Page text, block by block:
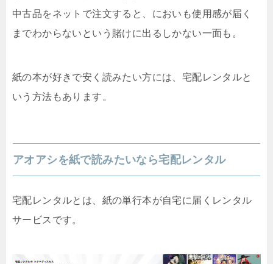
中古品をネットで注文すると、においも使用感が届く
までわからないという賭けに出るしかない一面も。
紙の本が好きで安く読みたい方には、宅配レンタルと
いう方法もあります。
アオアシを紙で読みたいなら宅配レンタル
宅配レンタルとは、紙の単行本が自宅に届くレンタル
サービスです。